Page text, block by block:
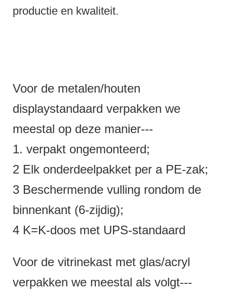
productie en kwaliteit.
Voor de metalen/houten
displaystandaard verpakken we
meestal op deze manier---
1. verpakt ongemonteerd;
2 Elk onderdeelpakket per a PE-zak;
3 Beschermende vulling rondom de
binnenkant (6-zijdig);
4 K=K-doos met UPS-standaard
Voor de vitrinekast met glas/acryl
verpakken we meestal als volgt---